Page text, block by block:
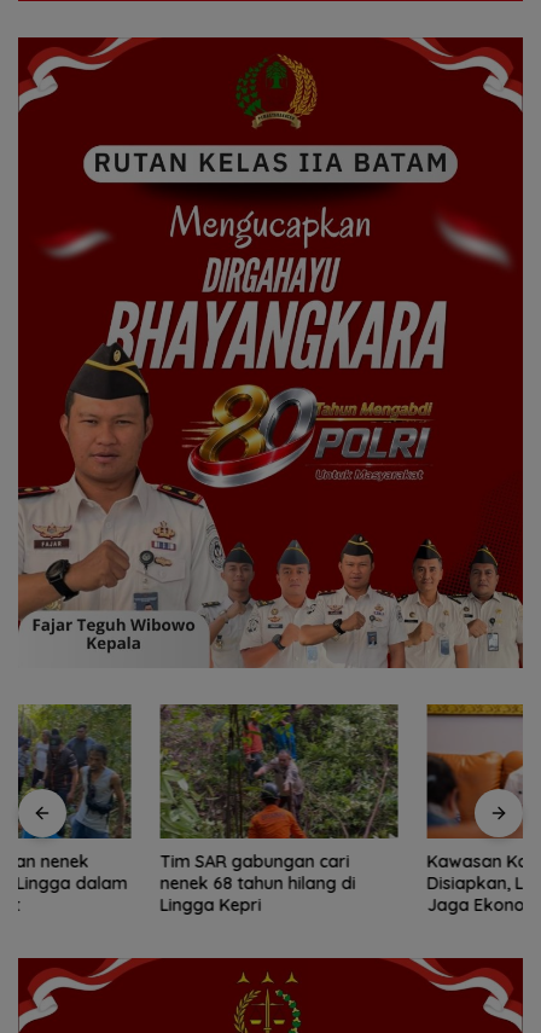
Tim SAR gabungan cari
nenek 68 tahun hilang di
Lingga Kepri
Kawasan Konservasi Lingga
Disiapkan, Lindungi Laut dan
Jaga Ekonomi Masyarakat